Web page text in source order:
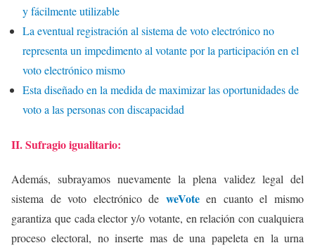
y fácilmente utilizable
La eventual registración al sistema de voto electrónico no
representa un impedimento al votante por la participación en el
voto electrónico mismo
Esta diseñado en la medida de maximizar las oportunidades de
voto a las personas con discapacidad
II. Sufragio igualitario:
Además, subrayamos nuevamente la plena validez legal del
sistema de voto electrónico de weVoteen cuanto el mismo
garantiza que cada elector y/o votante, en relación con cualquiera
proceso electoral, no inserte mas de una papeleta en la urna